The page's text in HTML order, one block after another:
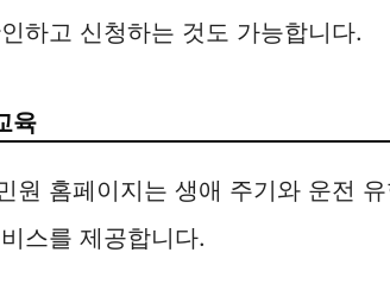
하고 신청하는 것도 가능합니다.
육
원 홈페이지는 생애 주기와 운전
스를 제공합니다.